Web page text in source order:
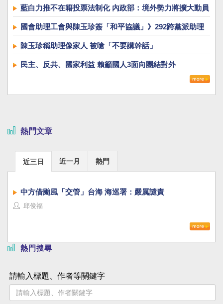
藍白力推不在籍投票法制化 內政部：境外勢力將擴大動員
國會助理工會與陳玉珍簽「和平協議」》292跨黨派助理
反彈 喊「撤回提案」
陳玉珍稱助理像家人 被嗆「不要講幹話」
民主、反共、國家利益 賴籲國人3面向團結對外
熱門文章
近三日 近一月 熱門
中方借颱風「交管」台海 海巡署：嚴厲譴責
邱俊福
熱門搜尋
請輸入標題、作者等關鍵字